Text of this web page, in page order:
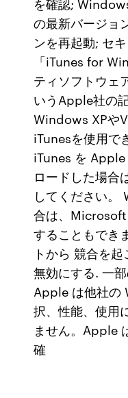
の最新バージョ
ンを再起動; セ
「iTunes for
ティソフトウェ
いうApple社の
Windows XPや
iTunesを使用で
iTunes を
ロードした場合
してください。
合は、
することもでき
トから 競合を
無効にする. 一
Apple は他社の
択、性能、使用
ません。Apple
確